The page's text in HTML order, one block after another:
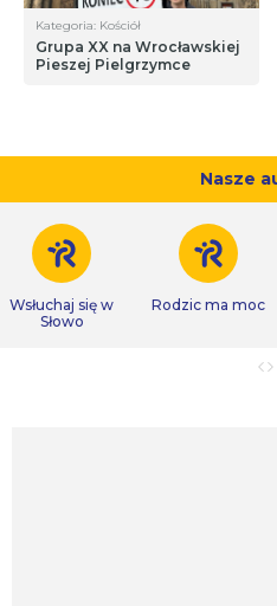
Kategoria: Kościół
Grupa XX na Wrocławskiej
Pieszej Pielgrzymce
Nasze
Wsłuchaj się w
Słowo
Rodzic ma moc